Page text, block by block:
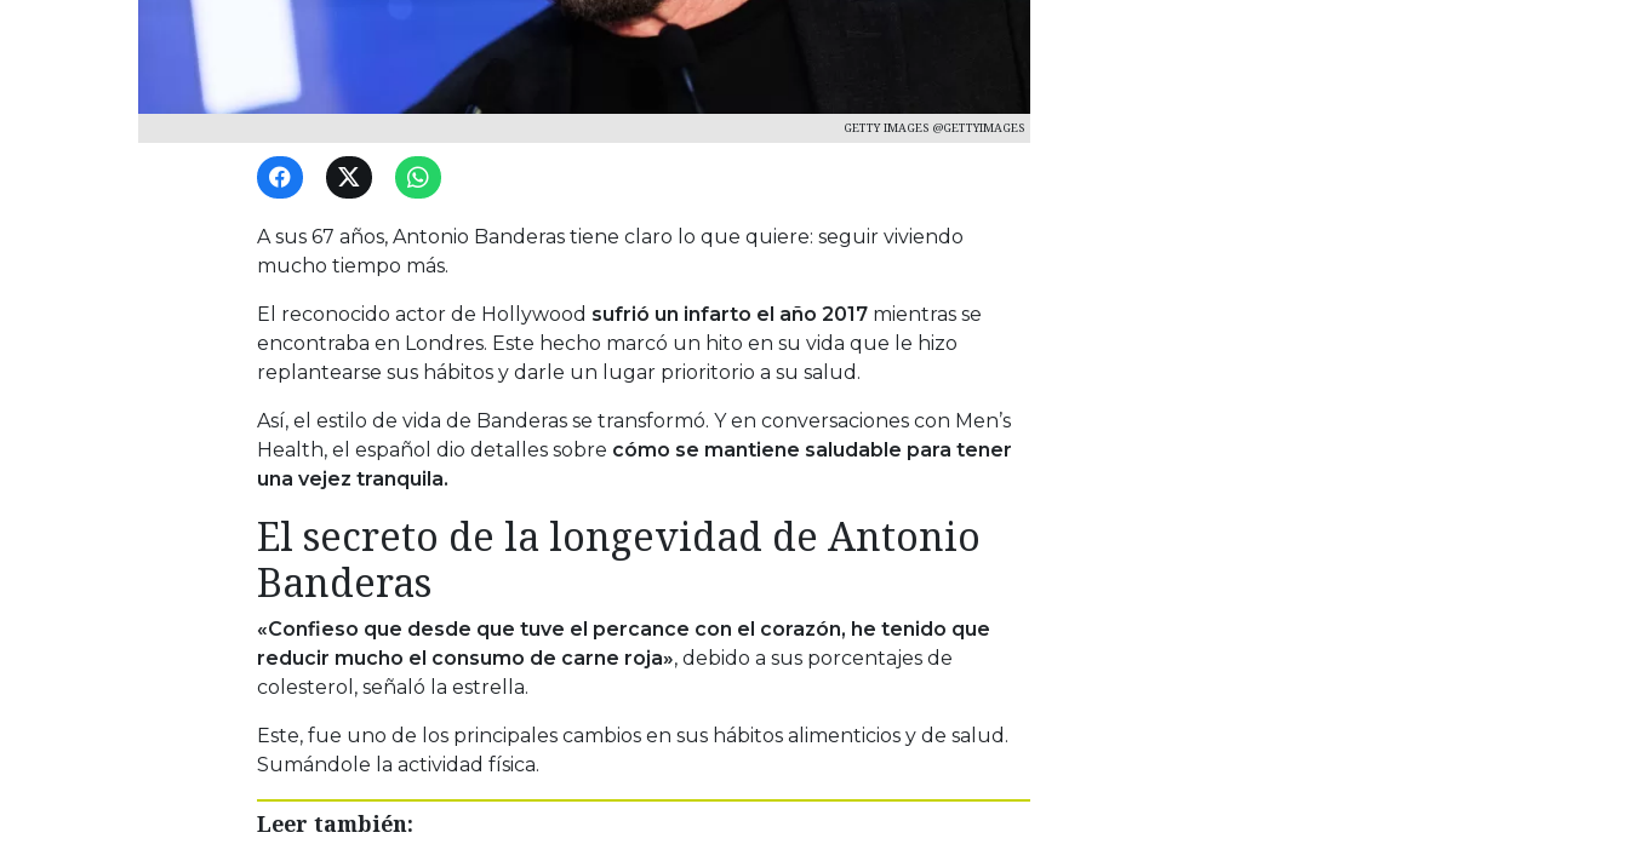
GETTY IMAGES @GETTYIMAGES
A sus 67 años, Antonio Banderas tiene claro lo que quiere: seguir viviendo
mucho tiempo más.
El reconocido actor de Hollywood sufrió un infarto el año 2017 mientras se
encontraba en Londres. Este hecho marcó un hito en su vida que le hizo
replantearse sus hábitos y darle un lugar prioritorio a su salud.
Así, el estilo de vida de Banderas se transformó. Y en conversaciones con Men’s
Health, el español dio detalles sobre cómo se mantiene saludable para tener
una vejez tranquila.
El secreto de la longevidad de Antonio
Banderas
«Confieso que desde que tuve el percance con el corazón, he tenido que
reducir mucho el consumo de carne roja», debido a sus porcentajes de
colesterol, señaló la estrella.
Este, fue uno de los principales cambios en sus hábitos alimenticios y de salud.
Sumándole la actividad física.
Leer también: